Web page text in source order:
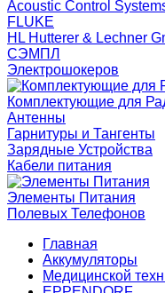
Acoustic Control
FLUKE
HL Hutterer & Lechner
СЭМПЛ
Электрошокеров
Комплектующие для
Антенны
Гарнитуры и Тангенты
Зарядные Устройства
Кабели питания
Элементы Питания
Полевых Телефонов
Главная
Аккумуляторы
Медицинской